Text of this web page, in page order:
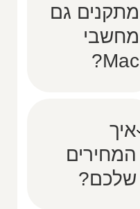
מתקנים גם
מחשבי
Mac?
איך
המחירים
שלכם?